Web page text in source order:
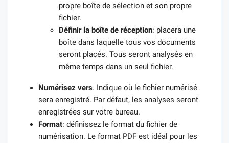
propre boîte de sélection et son propre
fichier.
Définir la boîte de réception: placera une
boîte dans laquelle tous vos documents
seront placés. Tous seront analysés en
même temps dans un seul fichier.
Numérisez vers. Indique où le fichier numérisé
sera enregistré. Par défaut, les analyses seront
enregistrées sur votre bureau.
Format: définissez le format du fichier de
numérisation. Le format PDF est idéal pour les